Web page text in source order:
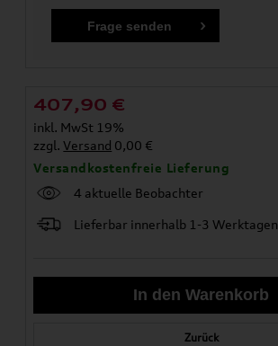
407,90 €
inkl. MwSt 19%
zzgl.Versand 0,00 €
Versandkostenfreie Lieferung
4 aktuelle Beobachter
Lieferbar innerhalb 1-3 Werktagen
Zurück